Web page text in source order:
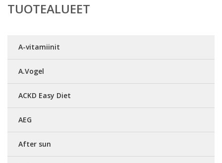
TUOTEALUEET
A-vitamiinit
A.Vogel
ACKD Easy Diet
AEG
After sun